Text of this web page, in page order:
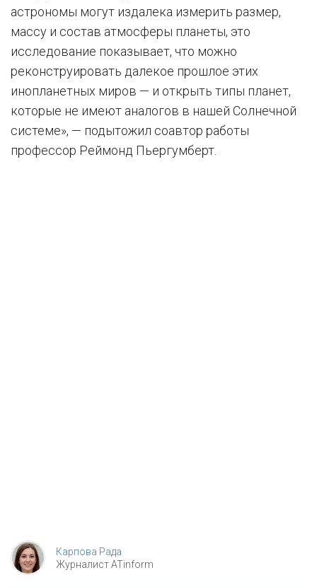
астрономы могут издалека измерить размер,
массу и состав атмосферы планеты, это
исследование показывает, что можно
реконструировать далекое прошлое этих
инопланетных миров — и открыть типы планет,
которые не имеют аналогов в нашей Солнечной
системе», — подытожил соавтор работы
профессор Реймонд Пьергумберт.
Карпова Рада
Журналист ATinform